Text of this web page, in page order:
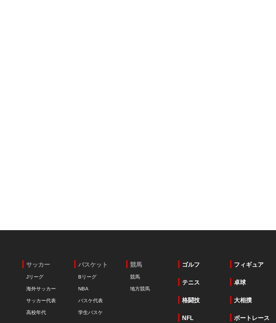
サッカー
Jリーグ
海外サッカー
サッカー代表
高校年代
バスケット
Bリーグ
NBA
バスケ代表
学生バスケ
競馬
競馬
地方競馬
ゴルフ フィギュア
テニス 卓球
格闘技 大相撲
NFL ボートレース